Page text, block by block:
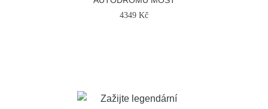
4349 Kč